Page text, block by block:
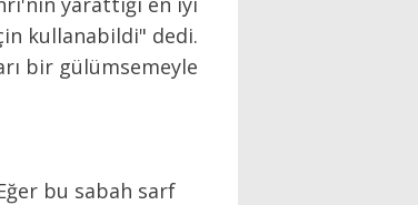
kullanabildi" dedi.
bir gülümsemeyle
bu sabah sarf